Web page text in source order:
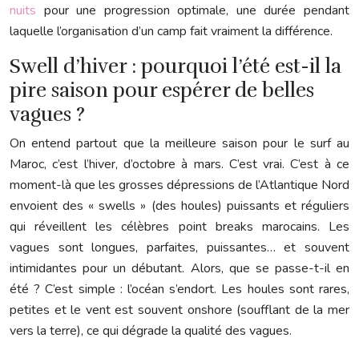
nuits pour une progression optimale, une durée pendant
laquelle l’organisation d’un camp fait vraiment la différence.
Swell d’hiver : pourquoi l’été est-il la
pire saison pour espérer de belles
vagues ?
On entend partout que la meilleure saison pour le surf au
Maroc, c’est l’hiver, d’octobre à mars. C’est vrai. C’est à ce
moment-là que les grosses dépressions de l’Atlantique Nord
envoient des « swells » (des houles) puissants et réguliers
qui réveillent les célèbres point breaks marocains. Les
vagues sont longues, parfaites, puissantes… et souvent
intimidantes pour un débutant. Alors, que se passe-t-il en
été ? C’est simple : l’océan s’endort. Les houles sont rares,
petites et le vent est souvent onshore (soufflant de la mer
vers la terre), ce qui dégrade la qualité des vagues.